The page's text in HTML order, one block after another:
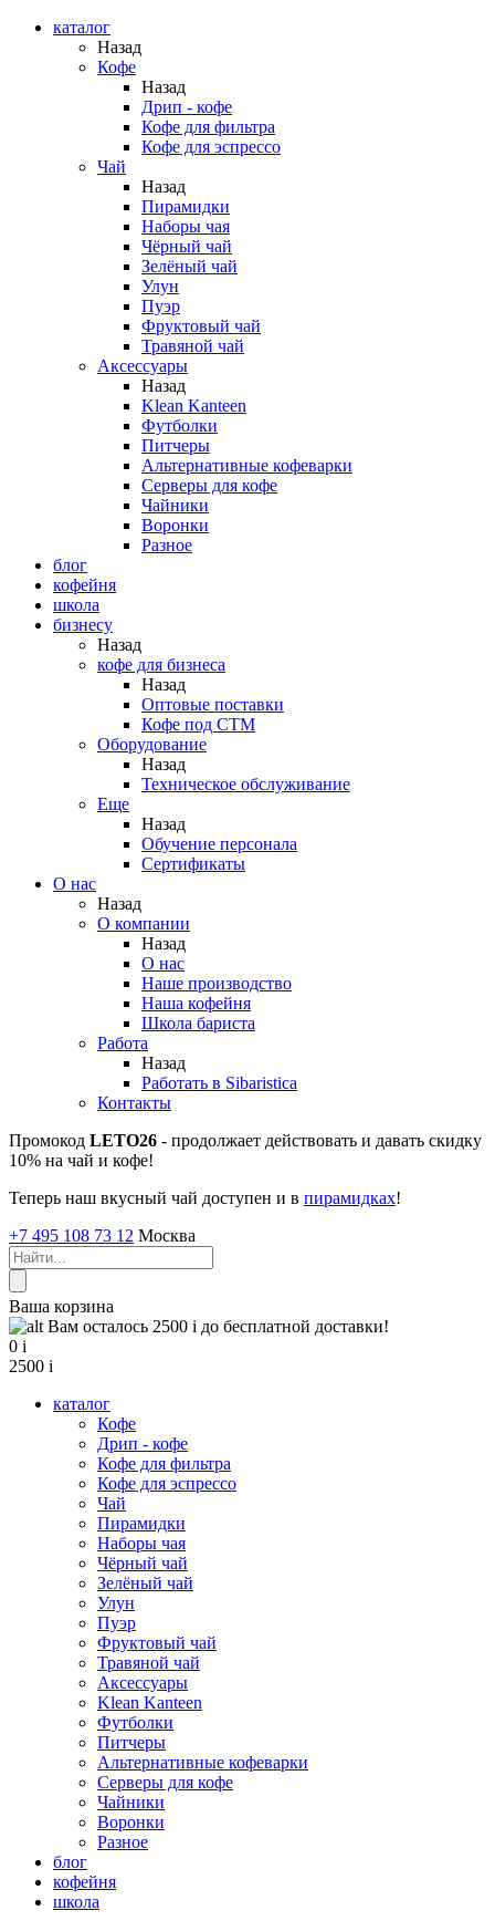
каталог
Назад
Кофе
Назад
Дрип - кофе
Кофе для фильтра
Кофе для эспрессо
Чай
Назад
Пирамидки
Наборы чая
Чёрный чай
Зелёный чай
Улун
Пуэр
Фруктовый чай
Травяной чай
Аксессуары
Назад
Klean Kanteen
Футболки
Питчеры
Альтернативные кофеварки
Серверы для кофе
Чайники
Воронки
Разное
блог
кофейня
школа
бизнесу
Назад
кофе для бизнеса
Назад
Оптовые поставки
Кофе под СТМ
Оборудование
Назад
Техническое обслуживание
Еще
Назад
Обучение персонала
Сертификаты
О нас
Назад
O компании
Назад
О нас
Наше производство
Наша кофейня
Школа бариста
Работа
Назад
Работать в Sibaristica
Контакты
Промокод LETO26 - продолжает действовать и давать скидку
10% на чай и кофе!
Теперь наш вкусный чай доступен и в пирамидках!
+7 495 108 73 12 Москва
Ваша корзина
Вам осталось 2500 i до бесплатной доставки!
0 i
2500 i
каталог
Кофе
Дрип - кофе
Кофе для фильтра
Кофе для эспрессо
Чай
Пирамидки
Наборы чая
Чёрный чай
Зелёный чай
Улун
Пуэр
Фруктовый чай
Травяной чай
Аксессуары
Klean Kanteen
Футболки
Питчеры
Альтернативные кофеварки
Серверы для кофе
Чайники
Воронки
Разное
блог
кофейня
школа